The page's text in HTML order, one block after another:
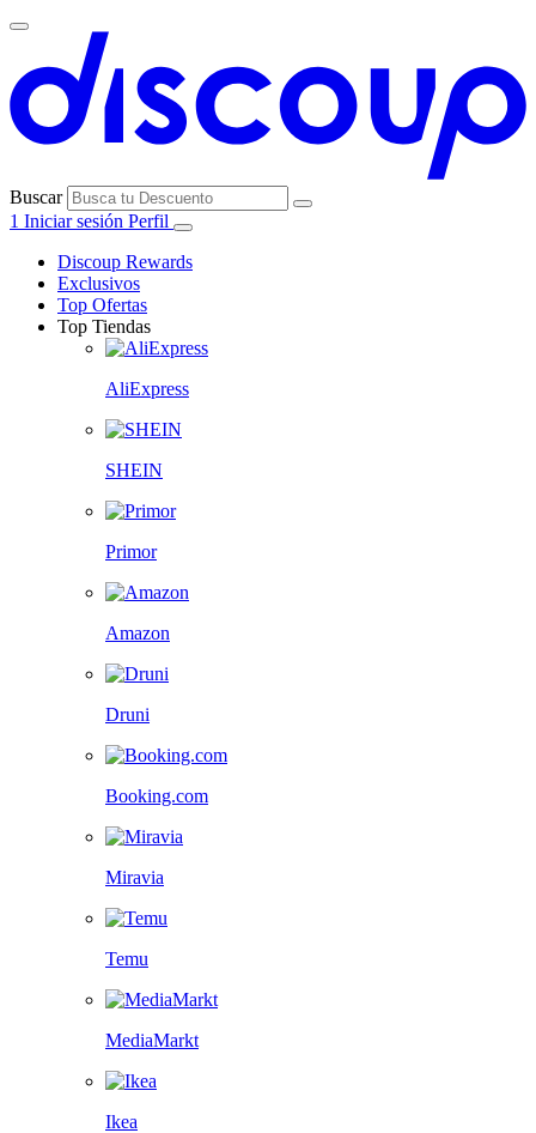
Buscar
1 Iniciar sesión Perfil
Discoup Rewards
Exclusivos
Top Ofertas
Top Tiendas
AliExpress
SHEIN
Primor
Amazon
Druni
Booking.com
Miravia
Temu
MediaMarkt
Ikea